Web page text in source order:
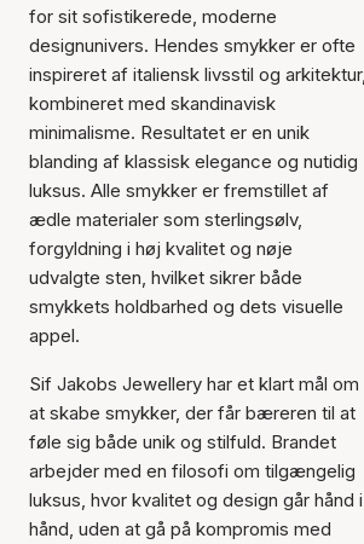
Varen er tilføjet til kurven
for sit sofistikerede, moderne
designunivers. Hendes smykker er ofte
inspireret af italiensk livsstil og arkitektur,
kombineret med skandinavisk
minimalisme. Resultatet er en unik
blanding af klassisk elegance og nutidig
luksus. Alle smykker er fremstillet af
ædle materialer som sterlingsølv,
forgyldning i høj kvalitet og nøje
udvalgte sten, hvilket sikrer både
smykkets holdbarhed og dets visuelle
appel.
Sif Jakobs Jewellery har et klart mål om
at skabe smykker, der får bæreren til at
føle sig både unik og stilfuld. Brandet
arbejder med en filosofi om tilgængelig
luksus, hvor kvalitet og design går hånd i
hånd, uden at gå på kompromis med